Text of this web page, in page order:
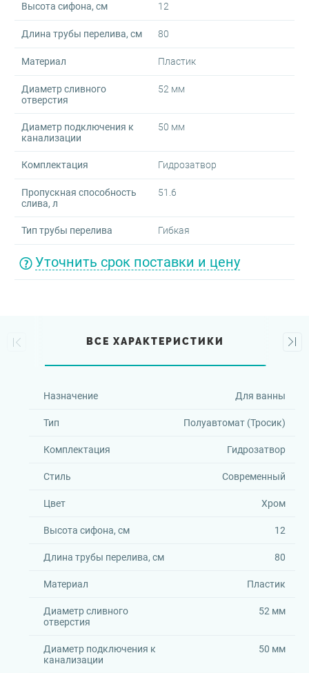
Высота сифона, см 12
Длина трубы перелива, см 80
Материал Пластик
Диаметр сливного
отверстия
52 мм
Диаметр подключения к
канализации
50 мм
Комплектация Гидрозатвор
Пропускная способность
слива, л
51.6
Тип трубы перелива Гибкая
Уточнить срок поставки и цену
ВСЕ ХАРАКТЕРИСТИКИ
Назначение Для ванны
Тип Полуавтомат (Тросик)
Комплектация Гидрозатвор
Стиль Современный
Цвет Хром
Высота сифона, см 12
Длина трубы перелива, см 80
Материал Пластик
Диаметр сливного
отверстия
52 мм
Диаметр подключения к
канализации
50 мм